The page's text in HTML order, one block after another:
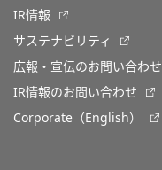
IR情報
サステナビリティ
広報・宣伝のお問い合わせ
IR情報のお問い合わせ
Corporate（English）